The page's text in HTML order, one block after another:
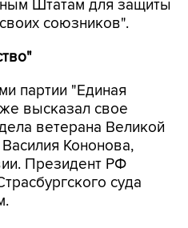
партии "Единая
ветерана Великой
Кононова,
Президент РФ
суда
в том, что, по